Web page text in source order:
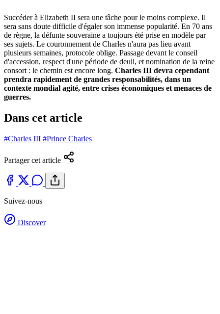
Succéder à Elizabeth II sera une tâche pour le moins complexe. Il
sera sans doute difficile d'égaler son immense popularité. En 70 ans
de règne, la défunte souveraine a toujours été prise en modèle par
ses sujets. Le couronnement de Charles n'aura pas lieu avant
plusieurs semaines, protocole oblige. Passage devant le conseil
d'accession, respect d'une période de deuil, et nomination de la reine
consort : le chemin est encore long. Charles III devra cependant
prendra rapidement de grandes responsabilités, dans un
contexte mondial agité, entre crises économiques et menaces de
guerres.
Dans cet article
#Charles III #Prince Charles
Partager cet article
Suivez-nous
Discover